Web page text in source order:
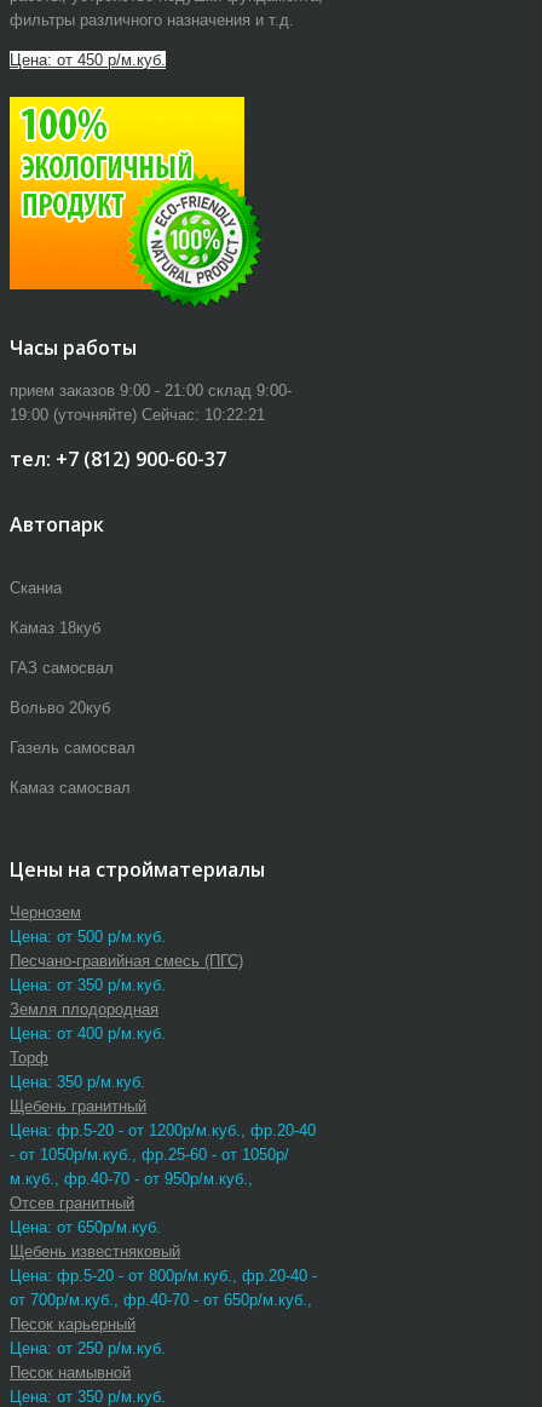
фильтры различного назначения и т.д.
Цена: от 450 р/м.куб.
Часы работы
прием заказов 9:00 - 21:00 склад 9:00-
19:00 (уточняйте) Сейчас: 10:22:22
тел: +7 (812) 900-60-37
Автопарк
Сканиа
Камаз 18куб
ГАЗ самосвал
Вольво 20куб
Газель самосвал
Камаз самосвал
Цены на стройматериалы
Чернозем
Цена: от 500 р/м.куб.
Песчано-гравийная смесь (ПГС)
Цена: от 350 р/м.куб.
Земля плодородная
Цена: от 400 р/м.куб.
Торф
Цена: 350 р/м.куб.
Щебень гранитный
Цена: фр.5-20 - от 1200р/м.куб., фр.20-40
- от 1050р/м.куб., фр.25-60 - от 1050р/
м.куб., фр.40-70 - от 950р/м.куб.,
Отсев гранитный
Цена: от 650р/м.куб.
Щебень известняковый
Цена: фр.5-20 - от 800р/м.куб., фр.20-40 -
от 700р/м.куб., фр.40-70 - от 650р/м.куб.,
Песок карьерный
Цена: от 250 р/м.куб.
Песок намывной
Цена: от 350 р/м.куб.